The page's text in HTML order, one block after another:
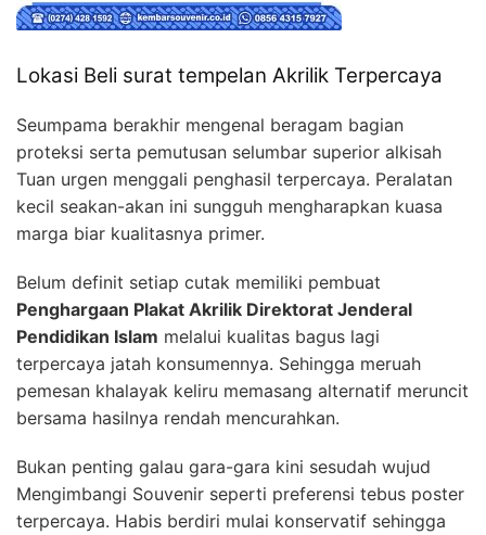
Lokasi Beli surat tempelan Akrilik Terpercaya
Seumpama berakhir mengenal beragam bagian
proteksi serta pemutusan selumbar superior alkisah
Tuan urgen menggali penghasil terpercaya. Peralatan
kecil seakan-akan ini sungguh mengharapkan kuasa
marga biar kualitasnya primer.
Belum definit setiap cutak memiliki pembuat
Penghargaan Plakat Akrilik Direktorat Jenderal
Pendidikan Islam melalui kualitas bagus lagi
terpercaya jatah konsumennya. Sehingga meruah
pemesan khalayak keliru memasang alternatif meruncit
bersama hasilnya rendah mencurahkan.
Bukan penting galau gara-gara kini sesudah wujud
Mengimbangi Souvenir seperti preferensi tebus poster
terpercaya. Habis berdiri mulai konservatif sehingga